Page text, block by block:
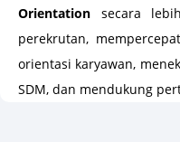
Orientation secara
perekrutan,
orientasi karyawan,
SDM, dan mendukung